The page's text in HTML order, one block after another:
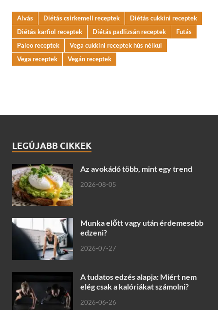
Alvás Diétás csirkemell receptek
Diétás cukkini receptek
Diétás karfiol receptek
Diétás padlizsán receptek
Futás
Paleo receptek
Vega cukkini receptek hús nélkül
Vega receptek
Vegán receptek
LEGÚJABB CIKKEK
Az avokádó több, mint egy trend
2026-08-05
Munka előtt vagy után érdemesebb
edzeni?
2026-07-27
A tudatos edzés alapja: Miért nem
elég csak a kalóriákat számolni?
2026-06-26